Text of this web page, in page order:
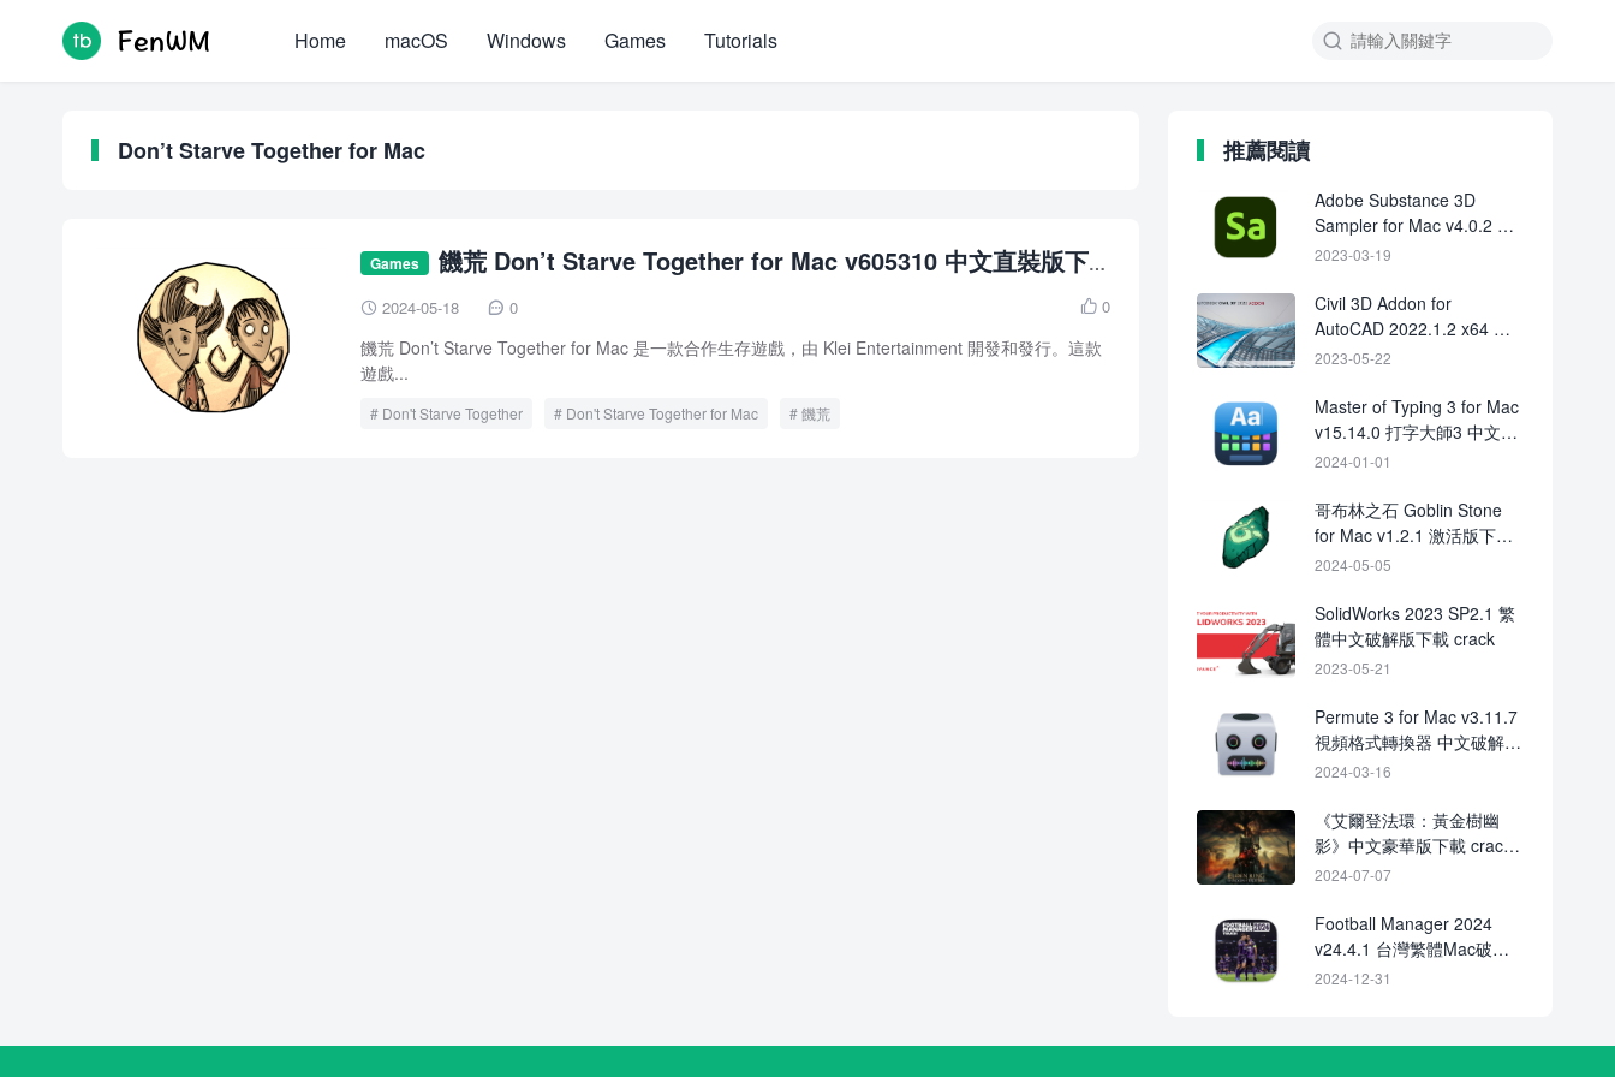

Home macOS Windows Games Tutorials
Don’t Starve Together for Mac
Games
饑荒 Don’t Starve Together for Mac v605310 中文直裝版下
載 crack
 2024-05-18  0  0
饑荒 Don’t Starve Together for Mac 是一款合作生存遊戲，由 Klei Entertainment 開發和發行。這款
遊戲...
Don't Starve Together Don't Starve Together for Mac 饑荒
推薦閱讀
Adobe Substance 3D
Sampler for Mac v4.0.2 中
文破解版下載
2023-03-19
Civil 3D Addon for
AutoCAD 2022.1.2 x64 破
解版下載
2023-05-22
Master of Typing 3 for Mac
v15.14.0 打字大師3 中文破
解版下載
2024-01-01
哥布林之石 Goblin Stone
for Mac v1.2.1 激活版下載
策略RPG遊戲
2024-05-05
SolidWorks 2023 SP2.1 繁
體中文破解版下載 crack
2023-05-21
Permute 3 for Mac v3.11.7
視頻格式轉換器 中文破解版
下載
2024-03-16
《艾爾登法環：黃金樹幽
影》中文豪華版下載 crack
特殊獎勵
2024-07-07
Football Manager 2024
v24.4.1 台灣繁體Mac破解
版下載 Crack
2024-12-31